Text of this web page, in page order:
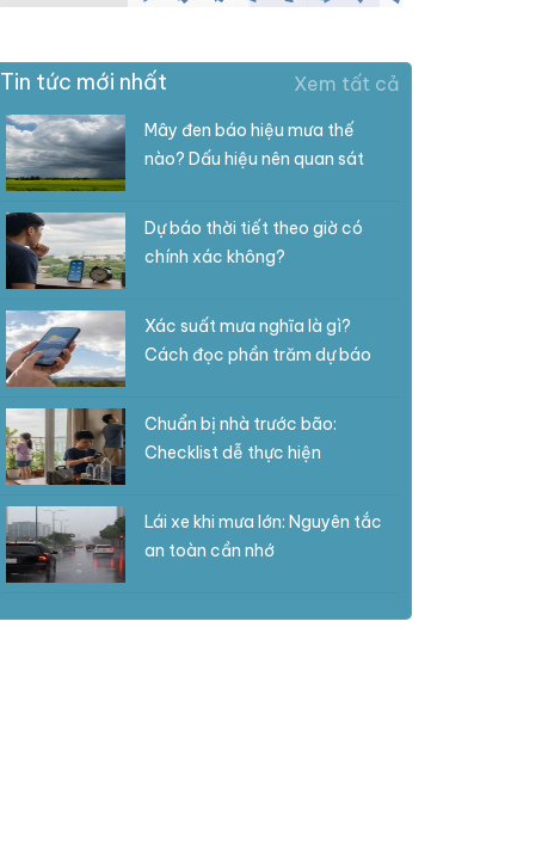
Tin tức mới nhất Xem tất cả
Mây đen báo hiệu mưa thế
nào? Dấu hiệu nên quan sát
Dự báo thời tiết theo giờ có
chính xác không?
Xác suất mưa nghĩa là gì?
Cách đọc phần trăm dự báo
Chuẩn bị nhà trước bão:
Checklist dễ thực hiện
Lái xe khi mưa lớn: Nguyên tắc
an toàn cần nhớ